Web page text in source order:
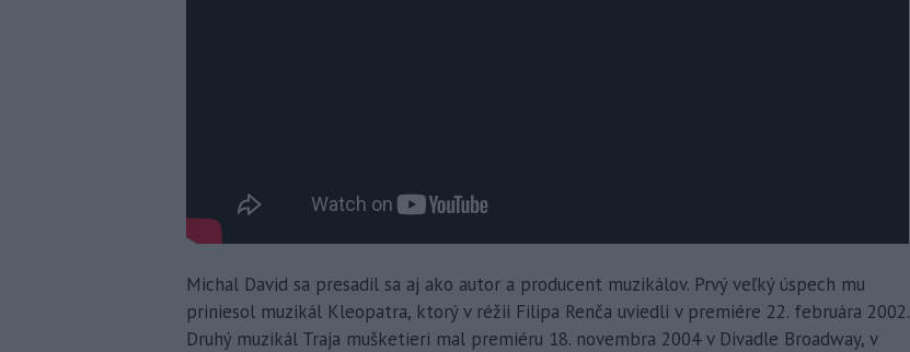
Michal David sa presadil sa aj ako autor a producent muzikálov. Prvý veľký úspech mu
priniesol muzikál Kleopatra, ktorý v réžii Filipa Renča uviedli v premiére 22. februára 2002.
Druhý muzikál Traja mušketieri mal premiéru 18. novembra 2004 v Divadle Broadway, v